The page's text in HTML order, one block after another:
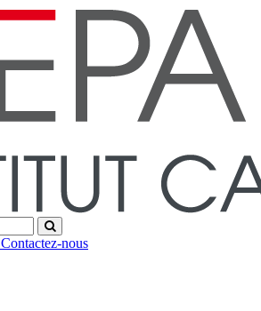
Contactez-nous